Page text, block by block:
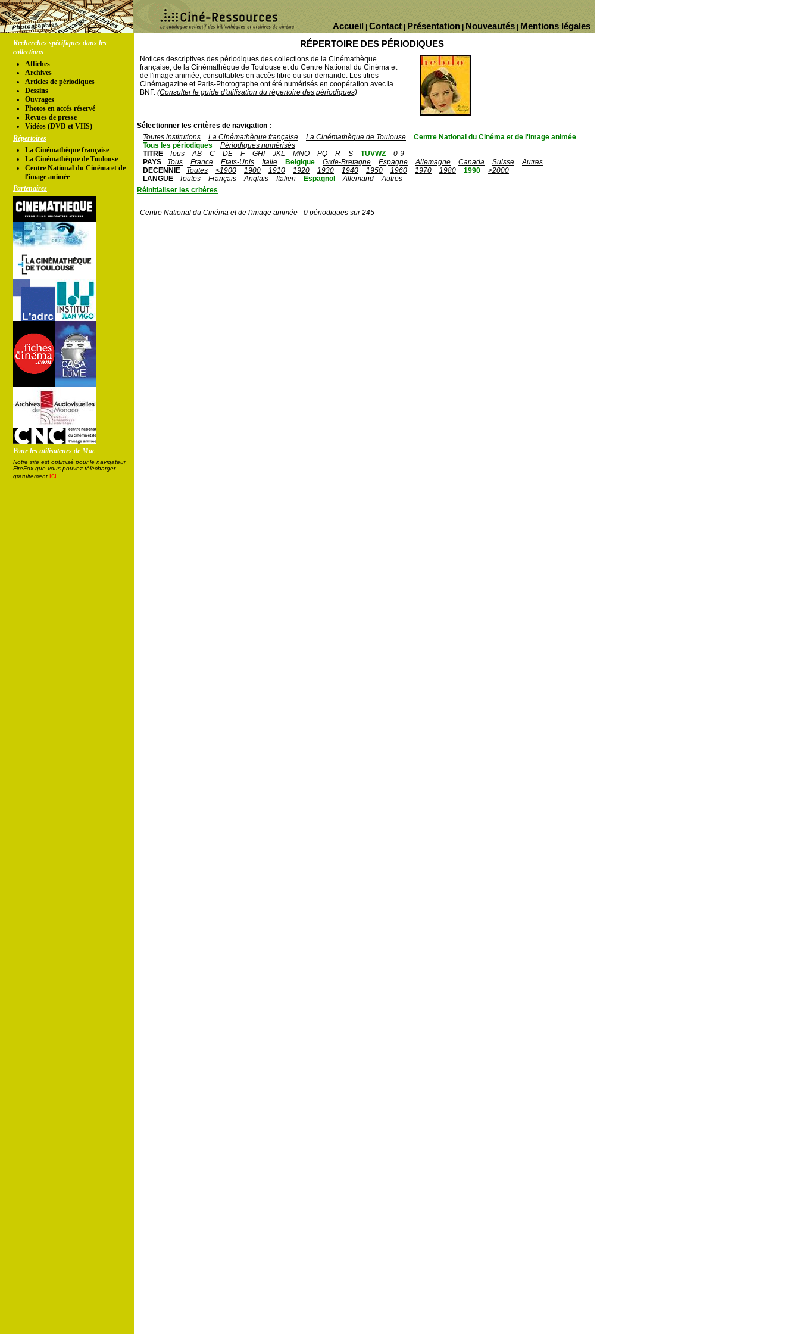
Mentions légales
Nouveautés
Présentation
Contact
Accueil
Recherches spécifiques dans les
collections
Affiches
Archives
Articles de périodiques
Dessins
Ouvrages
Photos en accés réservé
Revues de presse
Vidéos (DVD et VHS)
Répertoires
La Cinémathèque française
La Cinémathèque de Toulouse
Centre National du Cinéma et de
l'image animée
Partenaires
Pour les utilisateurs de Mac
Notre site est optimisé pour le navigateur
FireFox que vous pouvez télécharger
gratuitement ici
RÉPERTOIRE DES PÉRIODIQUES
Notices descriptives des périodiques des collections de la Cinémathèque
française, de la Cinémathèque de Toulouse et du Centre National du Cinéma et
de l'image animée, consultables en accès libre ou sur demande. Les titres
Cinémagazine et Paris-Photographe ont été numérisés en coopération avec la
BNF. (Consulter le guide d'utilisation du répertoire des périodiques)
Sélectionner les critères de navigation :
Toutes institutions
La Cinémathèque française La Cinémathèque de Toulouse
Centre National du Cinéma et de l'image animée
Tous les périodiques
Périodiques numérisés
TITRE
Tous AB C DE F GHI JKL MNO PQ R S TUVWZ
0-9
PAYS
Tous France Etats-Unis Italie Belgique Grde-Bretagne Espagne Allemagne Canada Suisse
Autres
DECENNIE
Toutes <1900 1900 1910 1920 1930 1940 1950 1960 1970 1980 1990
>2000
LANGUE
Toutes Français Anglais Italien Espagnol Allemand
Autres
Réinitialiser les critères
Centre National du Cinéma et de l'image animée - 0 périodiques sur 245